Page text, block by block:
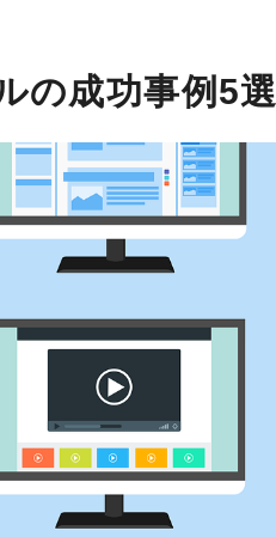
の成功事例5選